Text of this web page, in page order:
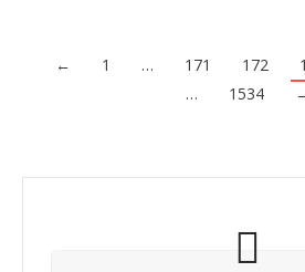
← 1 … 171 172
…
1534